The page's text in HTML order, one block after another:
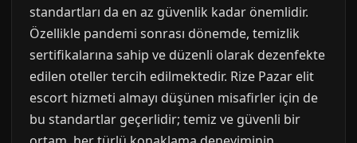
standartları da en az güvenlik kadar önemlidir.
Özellikle pandemi sonrası dönemde, temizlik
sertifikalarına sahip ve düzenli olarak dezenfekte
edilen oteller tercih edilmektedir. Rize Pazar elit
escort hizmeti almayı düşünen misafirler için de
bu standartlar geçerlidir; temiz ve güvenli bir